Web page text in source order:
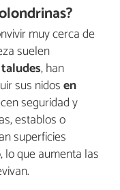
muy cerca de
suelen
, han
sus nidosen
seguridad y
establos o
superficies
, lo que aumenta las